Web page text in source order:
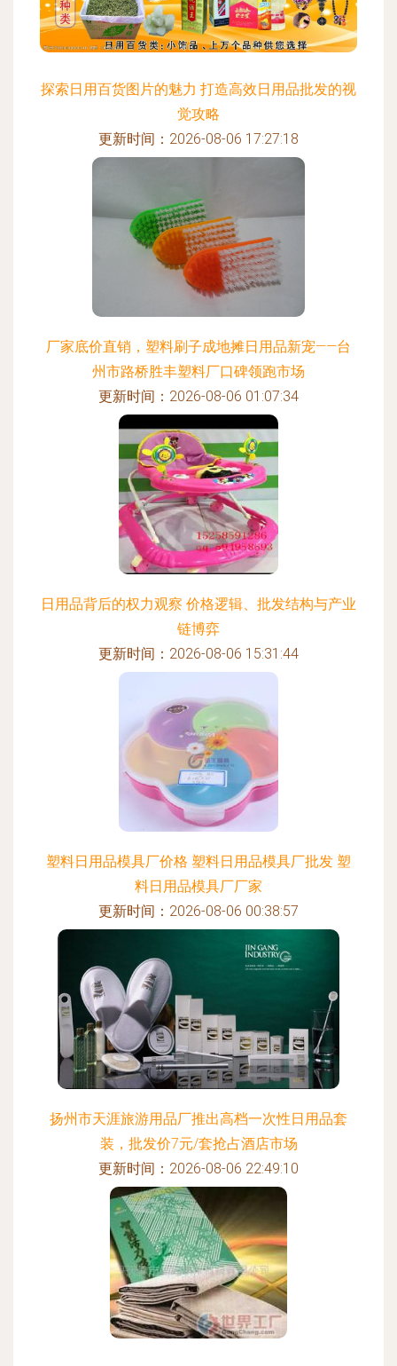
探索日用百货图片的魅力 打造高效日用品批发的视
觉攻略
更新时间：2026-08-06 17:27:18
厂家底价直销，塑料刷子成地摊日用品新宠——台
州市路桥胜丰塑料厂口碑领跑市场
更新时间：2026-08-06 01:07:34
日用品背后的权力观察 价格逻辑、批发结构与产业
链博弈
更新时间：2026-08-06 15:31:44
塑料日用品模具厂价格 塑料日用品模具厂批发 塑
料日用品模具厂厂家
更新时间：2026-08-06 00:38:57
扬州市天涯旅游用品厂推出高档一次性日用品套
装，批发价7元/套抢占酒店市场
更新时间：2026-08-06 22:49:10